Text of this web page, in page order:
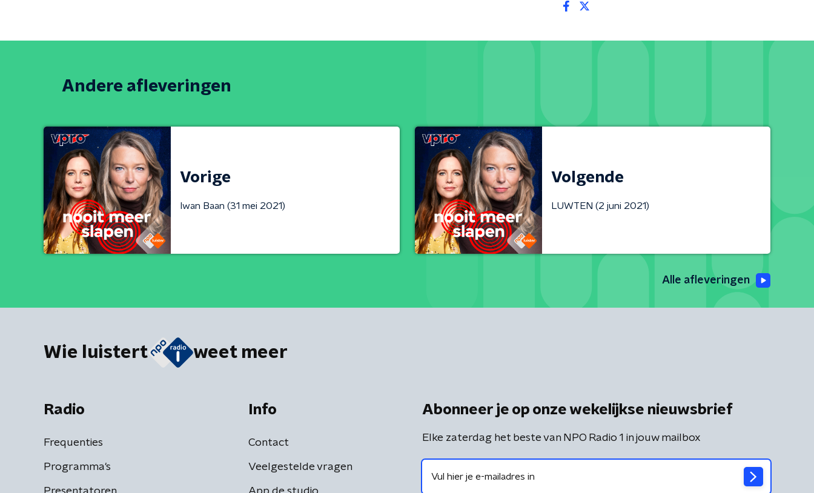
Andere afleveringen
Vorige
Iwan Baan (31 mei 2021)
Volgende
LUWTEN (2 juni 2021)
Alle afleveringen
Wie luistert weet meer
Radio
Frequenties
Programma's
Info
Contact
Veelgestelde vragen
Abonneer je op onze wekelijkse nieuwsbrief
Elke zaterdag het beste van NPO Radio 1 in jouw mailbox